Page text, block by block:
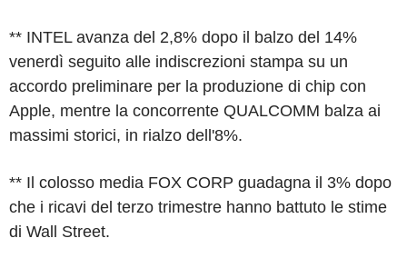
** INTEL avanza del 2,8% dopo il balzo del 14%
venerdì seguito alle indiscrezioni stampa su un
accordo preliminare per la produzione di chip con
Apple, mentre la concorrente QUALCOMM balza ai
massimi storici, in rialzo dell'8%.
** Il colosso media FOX CORP guadagna il 3% dopo
che i ricavi del terzo trimestre hanno battuto le stime
di Wall Street.